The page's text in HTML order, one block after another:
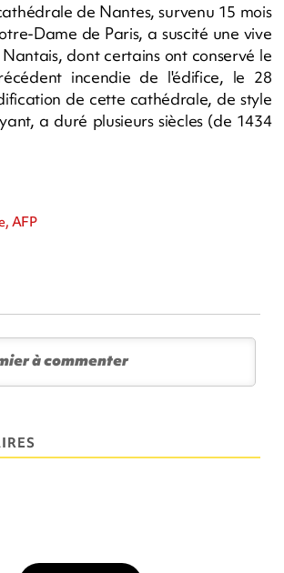
de Nantes, survenu 15 mois
Dame de Paris, a suscité une vive
dont certains ont conservé le
incendie de l'édifice, le 28
de cette cathédrale, de style
a duré plusieurs siècles (de 1434
AFP